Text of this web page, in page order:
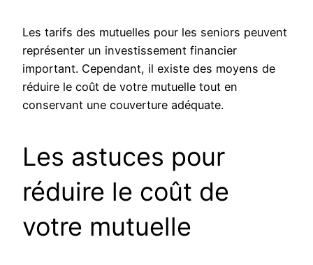
Les tarifs des mutuelles pour les seniors peuvent
représenter un investissement financier
important. Cependant, il existe des moyens de
réduire le coût de votre mutuelle tout en
conservant une couverture adéquate.
Les astuces pour
réduire le coût de
votre mutuelle